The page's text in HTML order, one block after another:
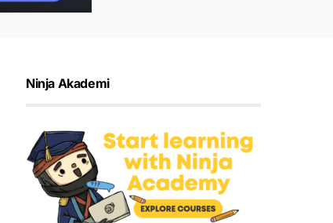
Ninja Akademi